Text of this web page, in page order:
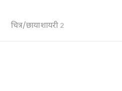
चित्र/छाया शायरी 2